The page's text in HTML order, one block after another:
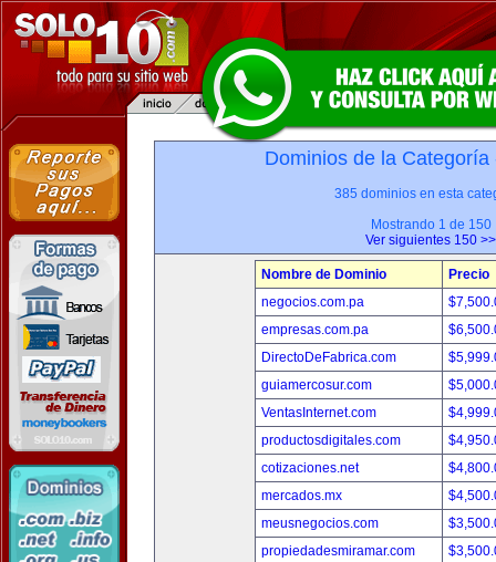
Dominios de la
385 dominios en esta
Mostrando 1 de 150
Ver siguientes 150 >>
Nombre de Dominio
Precio
negocios.com.pa
empresas.com.pa
DirectoDeFabrica.com
guiamercosur.com
VentasInternet.com
productosdigitales.com
cotizaciones.net
mercados.mx
meusnegocios.com
propiedadesmiramar.com